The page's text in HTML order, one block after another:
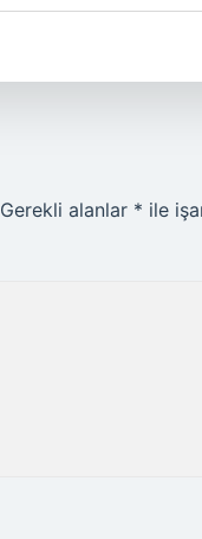
Gerekli alanlar * ile